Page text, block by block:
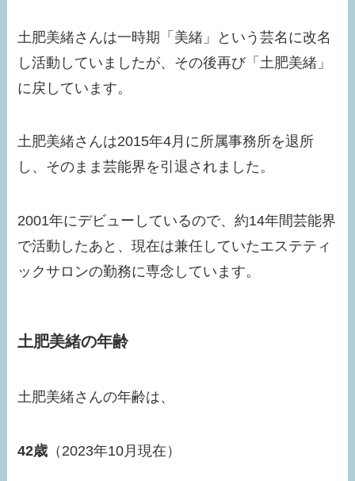
土肥美緒さんは一時期「美緒」という芸名に改名
し活動していましたが、その後再び「土肥美緒」
に戻しています。
土肥美緒さんは2015年4月に所属事務所を退所
し、そのまま芸能界を引退されました。
2001年にデビューしているので、約14年間芸能界
で活動したあと、現在は兼任していたエステティ
ックサロンの勤務に専念しています。
土肥美緒の年齢
土肥美緒さんの年齢は、
42歳 （2023年10月現在）